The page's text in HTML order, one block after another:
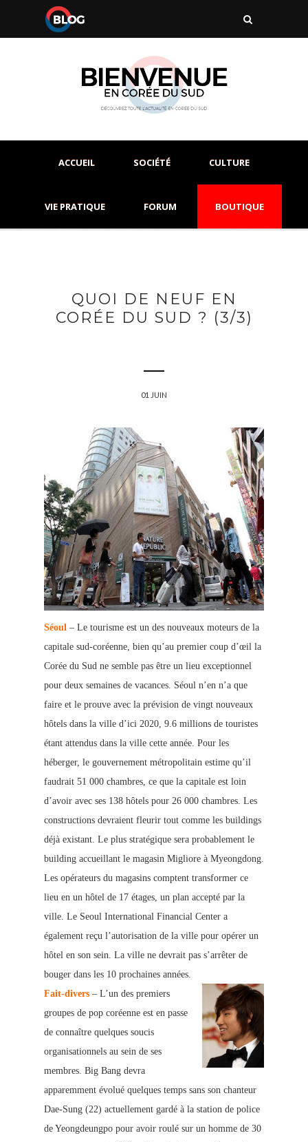
ACCUEIL SOCIÉTÉ CULTURE
VIE PRATIQUE FORUM BOUTIQUE
QUOI DE NEUF EN
CORÉE DU SUD ? (3/3)
01 JUIN
Séoul – Le tourisme est un des nouveaux moteurs de la
capitale sud-coréenne, bien qu’au premier coup d’œil la
Corée du Sud ne semble pas être un lieu exceptionnel
pour deux semaines de vacances. Séoul n’en n’a que
faire et le prouve avec la prévision de vingt nouveaux
hôtels dans la ville d’ici 2020, 9.6 millions de touristes
étant attendus dans la ville cette année. Pour les
héberger, le gouvernement métropolitain estime qu’il
faudrait 51 000 chambres, ce que la capitale est loin
d’avoir avec ses 138 hôtels pour 26 000 chambres. Les
constructions devraient fleurir tout comme les buildings
déjà existant. Le plus stratégique sera probablement le
building accueillant le magasin Migliore à Myeongdong.
Les opérateurs du magasins comptent transformer ce
lieu en un hôtel de 17 étages, un plan accepté par la
ville. Le Seoul International Financial Center a
également reçu l’autorisation de la ville pour opérer un
hôtel en son sein. La ville ne devrait pas s’arrêter de
bouger dans les 10 prochaines années.
Fait-divers – L’un des premiers
groupes de pop coréenne est en passe
de connaître quelques soucis
organisationnels au sein de ses
membres. Big Bang devra
apparemment évolué quelques temps sans son chanteur
Dae-Sung (22) actuellement gardé à la station de police
de Yeongdeungpo pour avoir roulé sur un homme de 30